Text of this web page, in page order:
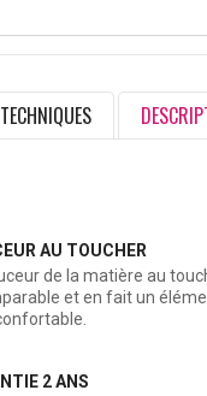
AU TOUCHER
de la matière au
et en fait un
2 ANS